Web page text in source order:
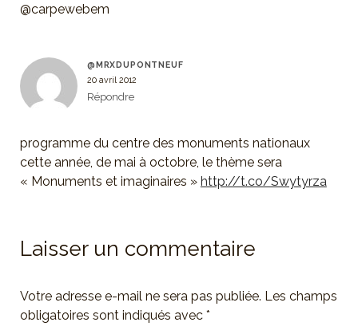
@carpewebem
@MRXDUPONTNEUF
20 avril 2012
Répondre
programme du centre des monuments nationaux
cette année, de mai à octobre, le thème sera
« Monuments et imaginaires » http://t.co/Swytyrza
Laisser un commentaire
Votre adresse e-mail ne sera pas publiée. Les champs
obligatoires sont indiqués avec *